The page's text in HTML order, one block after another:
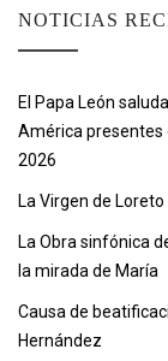
NOTICIAS
El Papa León
América presentes
2026
La Virgen de
La Obra sinfónica
la mirada de María
Causa de
Hernández